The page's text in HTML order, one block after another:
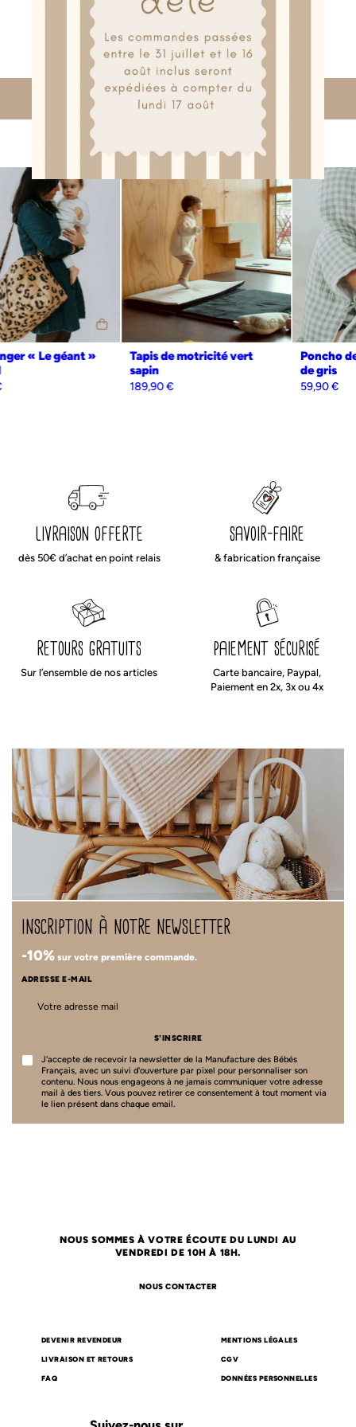
fabriqué en france et certifié oeko tex
Made in France
et confectionné à partir de matières garanties sans
substance nocive ou irritante, notre drap housse conviendra
parfaitement à la peau sensible des nouveau-nés et sera
respectueuse de notre environnement
L’équipe de la manufacture vous chouchoute et apporte un soin
particulier à vos colis : vos produits seront emballés avec le plus grand
soin dans une jolie boîte qui peut également servir de boîte cadeau
pour être sûr de faire plaisir.
Produitimaginé et fabriqué en Franceavec amour.
Liberté, égalité, fabriqué français.
Couverture couleur lin
découvrez aussi
Sac à langer « Le géant »
Tapis de motricité vert
livraison offerte
dès 50€ d’achat en point relais
savoir-faire
& fabrication française
retours gratuits
Sur l’ensemble de nos articles
paiement sécurisé
Carte bancaire, Paypal,
Paiement en 2x, 3x ou 4x
inscription à notre newsletter
-10% sur votre première commande.
ADRESSE E-MAIL
S'INSCRIRE
J'accepte de recevoir la newsletter de la Manufacture des Bébés
Français, avec un suivi d'ouverture par pixel pour personnaliser son
contenu. Nous nous engageons à ne jamais communiquer votre adresse
mail à des tiers. Vous pouvez retirer ce consentement à tout moment via
le lien présent dans chaque email.
NOUS SOMMES À VOTRE ÉCOUTE DU LUNDI AU
VENDREDI DE 10H À 18H.
NOUS CONTACTER
DEVENIR REVENDEUR
LIVRAISON ET RETOURS
FAQ
MENTIONS LÉGALES
CGV
DONNÉES PERSONNELLES